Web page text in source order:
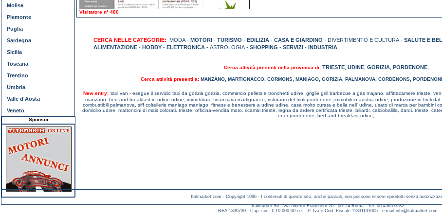
Visitatore n° 480
CERCA NELLE CATEGORIE: MODA - MOTORI - TURISMO - EDILIZIA - CASA E GIARDINO - DIVERTIMENTO E CULTURA - SALUTE E
ALIMENTAZIONE - HOBBY - ELETTRONICA - ASTROLOGIA - SHOPPING - SERVIZI - INDUSTRIA
Cerca attività presenti nella provincia di: TRIESTE, UDINE, GORIZIA, PORDENONE,
Cerca attività presenti a: MANZANO MARTIGNACCO CORMONS MANIAGO GORIZIA PALMANOVA CORDENONS
New entry: taxi van - esegue il servizio taxi da gorizia gorizia, commercio pellets e tronchetti udine, griglie grill barbecue a gas majano, affittacamere trieste,
manzano, bed and breakfast in udine udine, immobiliare finanziaria martignacco, ristoranti del friuli pordenone, immobili in austria udine, produzione in friuli dal
combustibili palmanova, siff coltellerie maniago maniago, fitness e benessere a udine udine, casa molto curata e bella nell' udine, usato di marca per bambini
domicilio udine, mattoncini di mais colorati. trieste, officina-vendita moto, ricambi trieste, legna da ardere certificata trieste, biliardi, calciobalilla, dardi. trieste,
ener pordenone, bed and breakfast udine,
Molise
Piemonte
Puglia
Sardegna
Sicilia
Toscana
Trentino
Umbria
Valle d'Aosta
Veneto
Sponsor
Italmarket.com - Copyright 1996 - I contenuti di questo sito, anche parziali, non possono essere riprodotti senza
Italmarket Srl - Via Alberto Franchetti 20 - 00124 Roma - Tel. 06.4565.0782
REA 1330730 - Cap. soc. € 10.000,00 i.e. - P. Iva e Cod. Fiscale 11831131005 - e-mail info@italmarket.com